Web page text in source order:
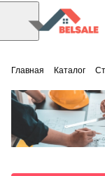
Главная Каталог